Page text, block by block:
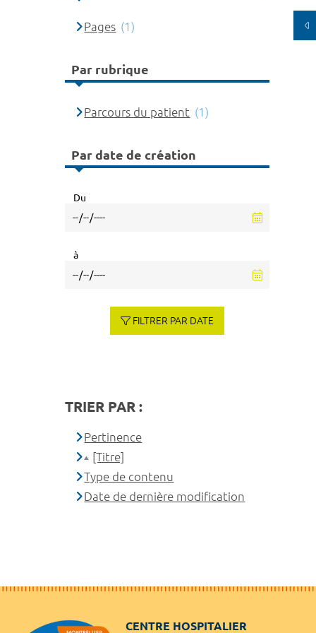
Pages (1)
Par rubrique
Parcours du patient (1)
Par date de création
Du
à
FILTRER PAR DATE
TRIER PAR :
Pertinence
[Titre]
Type de contenu
Date de dernière modification
CENTRE HOSPITALIER